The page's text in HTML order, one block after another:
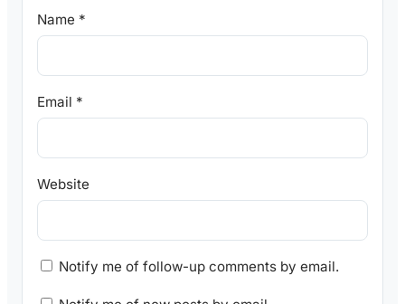
Name *
Email *
Website
Notify me of follow-up comments by email.